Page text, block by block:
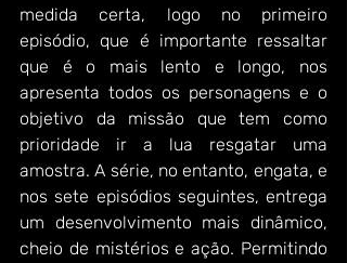
medida certa, logo no primeiro
episódio, que é importante ressaltar
que é o mais lento e longo, nos
apresenta todos os personagens e o
objetivo da missão que tem como
prioridade ir a lua resgatar uma
amostra. A série, no entanto, engata, e
nos sete episódios seguintes, entrega
um desenvolvimento mais dinâmico,
cheio de mistérios e ação. Permitindo